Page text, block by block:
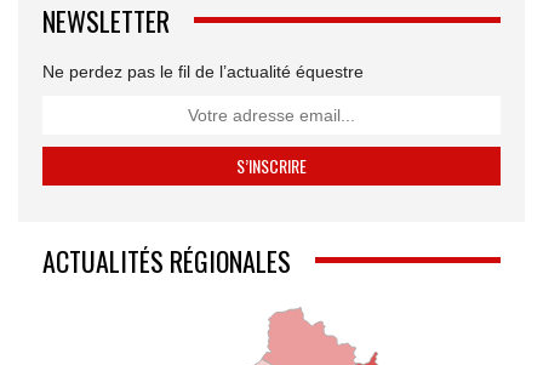
NEWSLETTER
Ne perdez pas le fil de l’actualité équestre
ACTUALITÉS RÉGIONALES